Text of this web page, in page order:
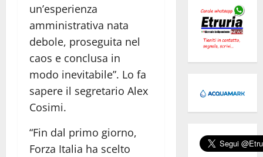
un’esperienza
amministrativa nata
debole, proseguita nel
caos e conclusa in
modo inevitabile”. Lo fa
sapere il segretario Alex
Cosimi.
“Fin dal primo giorno,
Forza Italia ha scelto